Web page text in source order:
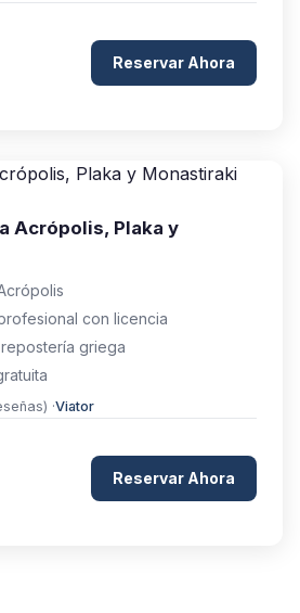
Reservar Ahora
Acrópolis, Plaka y
con licencia
griega
·Viator
Reservar Ahora